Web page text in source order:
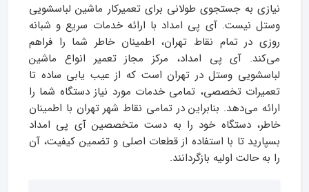
نیازی به جستجوی طولانی برای تعمیرکار ماشین لباسشویی
وستل نیست. آی پی امداد با ارائه خدمات سریع و شبانه‌
روزی در تمام نقاط تهران، اطمینان خاطر شما را فراهم
می‌کند. آی پی امداد، مرکز مجاز تعمیر انواع ماشین
لباسشویی وستل در تهران است که از عیب‌ یابی ساده تا
تعمیرات تخصصی، تمامی خدمات مورد نیاز دستگاه شما را
ارائه می‌دهد. بنابراین در تمامی نقاط شهر تهران با اطمینان
خاطر، دستگاه خود را به دست متخصصین آی پی امداد
بسپارید تا با استفاده از قطعات اصلی و تضمین کیفیت، آن
را به حالت اولیه بازگردانند.